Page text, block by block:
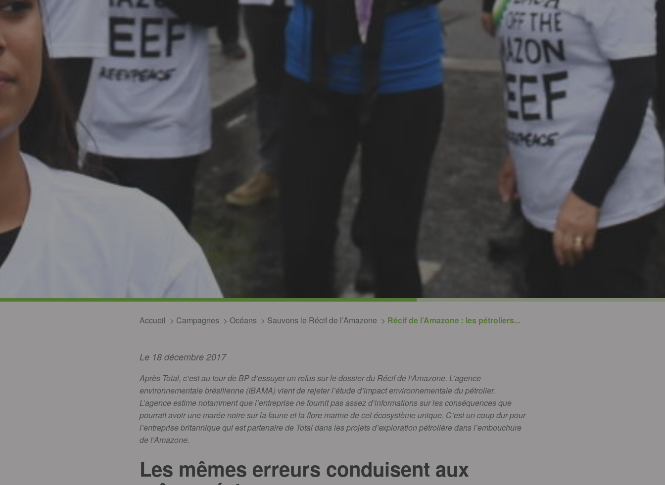
Accueil Campagnes Océans Sauvons le Récif de l’Amazone Récif de l’Amazone : les pétroliers...
Le 18 décembre 2017
Après Total, c’est au tour de BP d’essuyer un refus sur le dossier du Récif de l’Amazone. L’agence
environnementale brésilienne (IBAMA) vient de rejeter l’étude d’impact environnementale du pétrolier.
L’agence estime notamment que l’entreprise ne fournit pas assez d’informations sur les conséquences que
pourrait avoir une marée noire sur la faune et la flore marine de cet écosystème unique. C’est un coup dur pour
l’entreprise britannique qui est partenaire de Total dans les projets d’exploration pétrolière dans l’embouchure
de l’Amazone.
Les mêmes erreurs conduisent aux